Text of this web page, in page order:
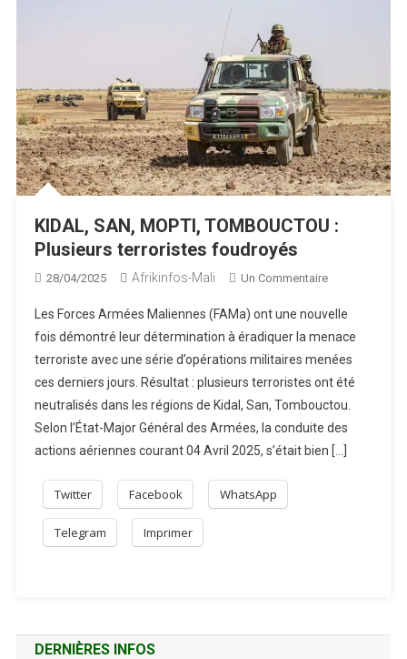
KIDAL, SAN, MOPTI, TOMBOUCTOU :
Plusieurs terroristes foudroyés
28/04/2025 Afrikinfos-Mali Un CommentaireSur
SAN,
MOPTI,
TOMBOUCTOU
Plusieurs
Terroristes
Foudroyés
Les Forces Armées Maliennes (FAMa) ont une nouvelle
fois démontré leur détermination à éradiquer la menace
terroriste avec une série d’opérations militaires menées
ces derniers jours. Résultat : plusieurs terroristes ont été
neutralisés dans les régions de Kidal, San, Tombouctou.
Selon l’État-Major Général des Armées, la conduite des
actions aériennes courant 04 Avril 2025, s’était bien […]
Twitter Facebook WhatsApp
Telegram Imprimer
DERNIÈRES INFOS